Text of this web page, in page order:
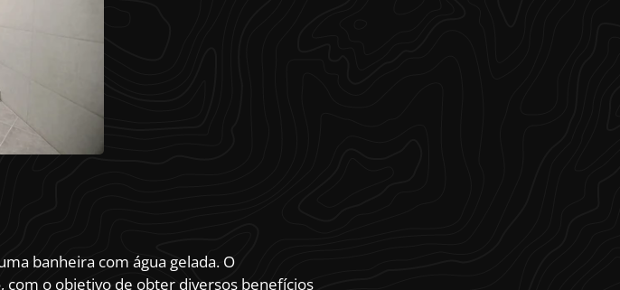
banheira com água gelada. O
o objetivo de obter diversos benefícios